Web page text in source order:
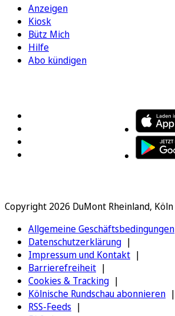
Anzeigen
Kiosk
Bütz Mich
Hilfe
Abo kündigen
Copyright 2026 DuMont Rheinland, Köln
Allgemeine Geschäftsbedingungen
Datenschutzerklärung
Impressum und Kontakt
Barrierefreiheit
Cookies & Tracking
Kölnische Rundschau abonnieren
RSS-Feeds